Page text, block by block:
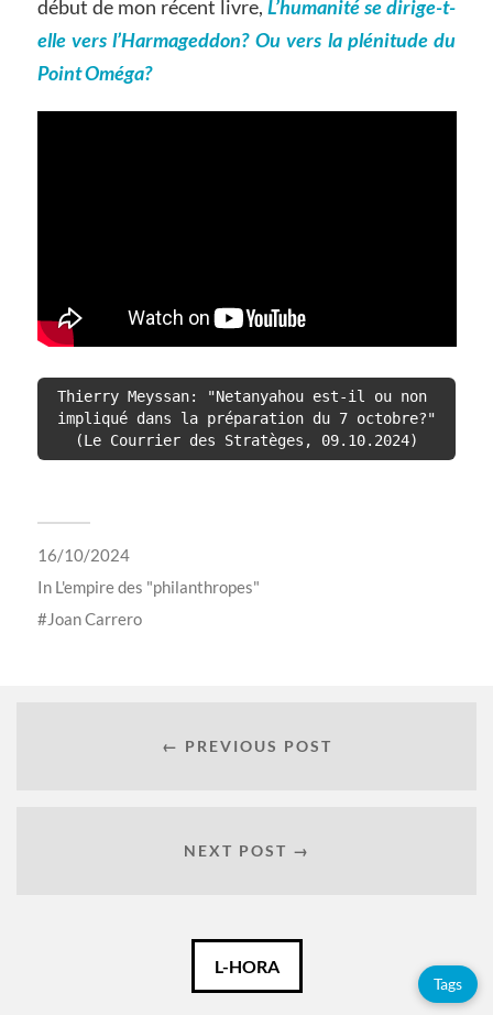
début de mon récent livre,L’humanité se dirige-t-
elle vers l’Harmageddon? Ou vers la plénitude du
Point Oméga?
Thierry Meyssan: "Netanyahou est-il ou non
impliqué dans la préparation du 7 octobre?"
(Le Courrier des Stratèges, 09.10.2024)
16/10/2024
In L'empire des "philanthropes"
Joan Carrero
← PREVIOUS POST
NEXT POST →
L-HORA
Tags